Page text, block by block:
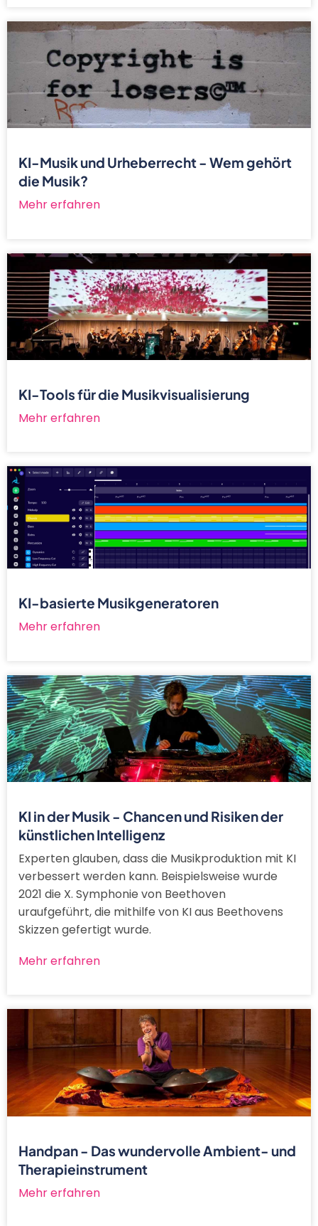
KI-Musik und Urheberrecht - Wem gehört
die Musik?
Mehr erfahren
KI-Tools für die Musikvisualisierung
Mehr erfahren
KI-basierte Musikgeneratoren
Mehr erfahren
KI in der Musik - Chancen und Risiken der
künstlichen Intelligenz
Experten glauben, dass die Musikproduktion mit KI
verbessert werden kann. Beispielsweise wurde
2021 die X. Symphonie von Beethoven
uraufgeführt, die mithilfe von KI aus Beethovens
Skizzen gefertigt wurde.
Mehr erfahren
Handpan - Das wundervolle Ambient- und
Therapieinstrument
Mehr erfahren